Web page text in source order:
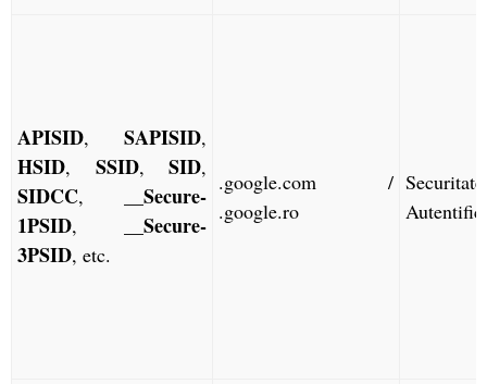
APISID, SAPISID,
HSID, SSID, SID,
SIDCC,
__Secure-
1PSID,
__Secure-
3PSID, etc.
.google.com /
.google.ro